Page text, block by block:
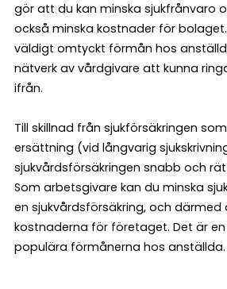
gör att du kan minska sjukfrånvaro
också minska kostnader för
väldigt omtyckt förmån hos
nätverk av vårdgivare att kunna
ifrån.
Till skillnad från sjukförsäkringen
ersättning (vid långvarig
sjukvårdsförsäkringen snabb och
Som arbetsgivare kan du minska
en sjukvårdsförsäkring, och därmed
kostnaderna för företaget. Det är
populära förmånerna hos anställda.